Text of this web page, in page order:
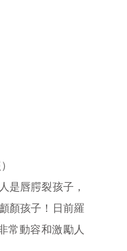
是唇腭裂孩子，
顏孩子！日前羅
常動容和激勵人